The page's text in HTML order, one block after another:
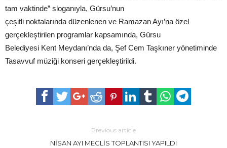
tam vaktinde” sloganıyla, Gürsu’nun
çeşitli noktalarında düzenlenen ve Ramazan Ayı’na özel
gerçekleştirilen programlar kapsamında, Gürsu
Belediyesi Kent Meydanı’nda da, Şef Cem Taşkıner yönetiminde
Tasavvuf müziği konseri gerçekleştirildi.
Previous article
NİSAN AYI MECLİS TOPLANTISI YAPILDI